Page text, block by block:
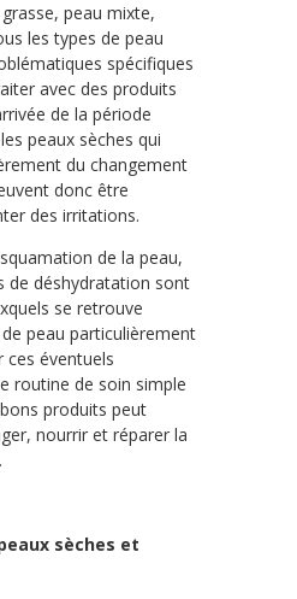
peau mixte,
les types de peau
spécifiques
avec des produits
de la période
peaux sèches qui
du changement
donc être
des irritations.
de la peau,
de déshydratation sont
se retrouve
peau particulièrement
ces éventuels
routine de soin simple
produits peut
nourrir et réparer la
sèches et